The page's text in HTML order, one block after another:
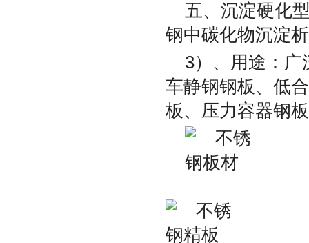
五、沉淀硬化
钢中碳化物沉淀
3）、用途：广
车静钢钢板、低
板、压力容器钢